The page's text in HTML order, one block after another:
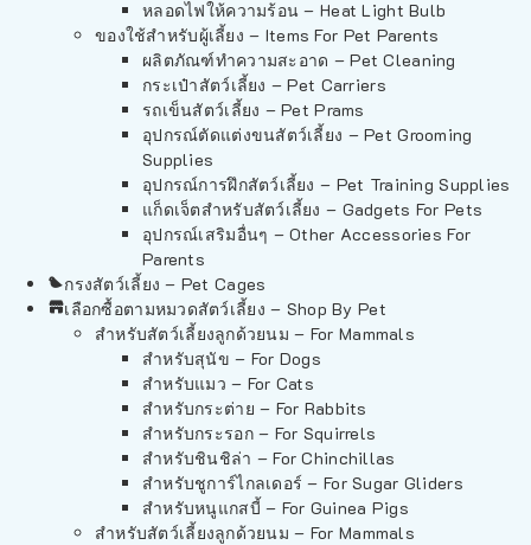
หลอดไฟให้ความร้อน – Heat Light Bulb
ของใช้สำหรับผู้เลี้ยง – Items For Pet Parents
ผลิตภัณฑ์ทำความสะอาด – Pet Cleaning
กระเป๋าสัตว์เลี้ยง – Pet Carriers
รถเข็นสัตว์เลี้ยง – Pet Prams
อุปกรณ์ตัดแต่งขนสัตว์เลี้ยง – Pet Grooming
Supplies
อุปกรณ์การฝึกสัตว์เลี้ยง – Pet Training Supplies
แก็ดเจ็ตสำหรับสัตว์เลี้ยง – Gadgets For Pets
อุปกรณ์เสริมอื่นๆ – Other Accessories For
Parents
กรงสัตว์เลี้ยง – Pet Cages
เลือกซื้อตามหมวดสัตว์เลี้ยง – Shop By Pet
สำหรับสัตว์เลี้ยงลูกด้วยนม – For Mammals
สำหรับสุนัข – For Dogs
สำหรับแมว – For Cats
สำหรับกระต่าย – For Rabbits
สำหรับกระรอก – For Squirrels
สำหรับชินชิล่า – For Chinchillas
สำหรับชูการ์ไกลเดอร์ – For Sugar Gliders
สำหรับหนูแกสบี้ – For Guinea Pigs
สำหรับสัตว์เลี้ยงลูกด้วยนม – For Mammals